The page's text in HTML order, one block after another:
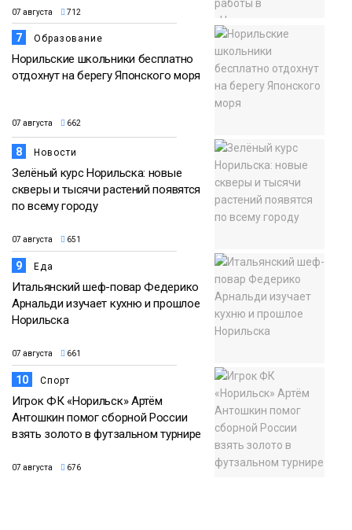
07 августа 712
7 Образование
Норильские школьники бесплатно
отдохнут на берегу Японского моря
07 августа 662
8 Новости
Зелёный курс Норильска: новые
скверы и тысячи растений появятся
по всему городу
07 августа 651
9 Еда
Итальянский шеф-повар Федерико
Арнальди изучает кухню и прошлое
Норильска
07 августа 661
10 Спорт
Игрок ФК «Норильск» Артём
Антошкин помог сборной России
взять золото в футзальном турнире
07 августа 676